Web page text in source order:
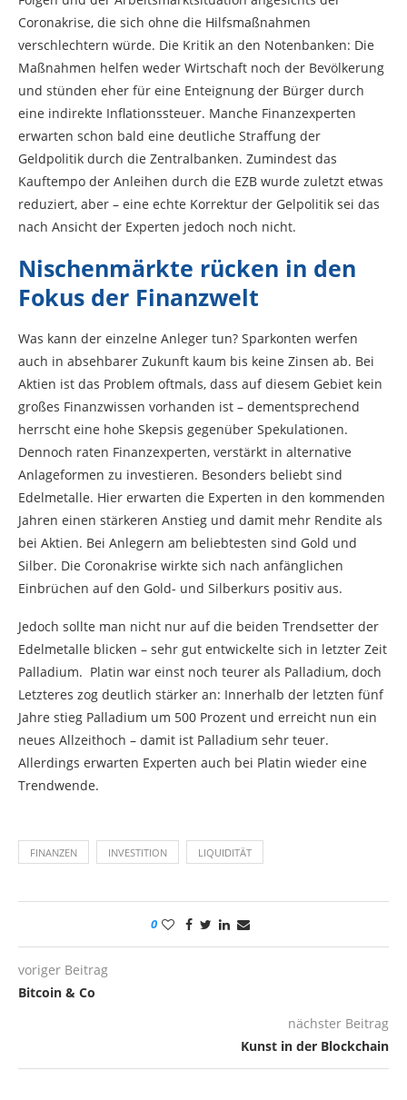
Coronakrise, die sich ohne die Hilfsmaßnahmen
verschlechtern würde. Die Kritik an den Notenbanken: Die
Maßnahmen helfen weder Wirtschaft noch der Bevölkerung
und stünden eher für eine Enteignung der Bürger durch
eine indirekte Inflationssteuer. Manche Finanzexperten
erwarten schon bald eine deutliche Straffung der
Geldpolitik durch die Zentralbanken. Zumindest das
Kauftempo der Anleihen durch die EZB wurde zuletzt etwas
reduziert, aber – eine echte Korrektur der Gelpolitik sei das
nach Ansicht der Experten jedoch noch nicht.
Nischenmärkte rücken in den
Fokus der Finanzwelt
Was kann der einzelne Anleger tun? Sparkonten werfen
auch in absehbarer Zukunft kaum bis keine Zinsen ab. Bei
Aktien ist das Problem oftmals, dass auf diesem Gebiet kein
großes Finanzwissen vorhanden ist – dementsprechend
herrscht eine hohe Skepsis gegenüber Spekulationen.
Dennoch raten Finanzexperten, verstärkt in alternative
Anlageformen zu investieren. Besonders beliebt sind
Edelmetalle. Hier erwarten die Experten in den kommenden
Jahren einen stärkeren Anstieg und damit mehr Rendite als
bei Aktien. Bei Anlegern am beliebtesten sind Gold und
Silber. Die Coronakrise wirkte sich nach anfänglichen
Einbrüchen auf den Gold- und Silberkurs positiv aus.
Jedoch sollte man nicht nur auf die beiden Trendsetter der
Edelmetalle blicken – sehr gut entwickelte sich in letzter Zeit
Palladium. Platin war einst noch teurer als Palladium, doch
Letzteres zog deutlich stärker an: Innerhalb der letzten fünf
Jahre stieg Palladium um 500 Prozent und erreicht nun ein
neues Allzeithoch – damit ist Palladium sehr teuer.
Allerdings erwarten Experten auch bei Platin wieder eine
Trendwende.
FINANZEN INVESTITION LIQUIDITÄT
0
voriger Beitrag
Bitcoin & Co
nächster Beitrag
Kunst in der Blockchain